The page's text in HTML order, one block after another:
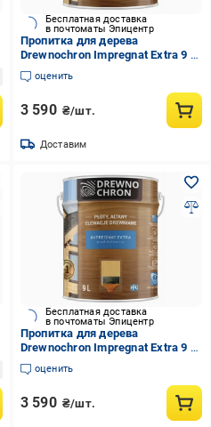
Бесплатная доставка
в почтоматы Эпицентр
Пропитка для дерева
Drewnochron Impregnat Extra 9 л
Дуб (2790697250)
оценить
3 590 ₴/шт.
Доставим
Бесплатная доставка
в почтоматы Эпицентр
Пропитка для дерева
Drewnochron Impregnat Extra 9 л
Зеленый (2790724764)
оценить
3 590 ₴/шт.